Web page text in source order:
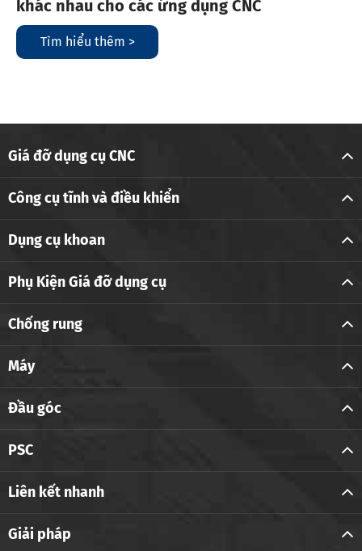
khác nhau cho các ứng dụng CNC
Tìm hiểu thêm >
Giá đỡ dụng cụ CNC
Công cụ tĩnh và điều khiển
Dụng cụ khoan
Phụ Kiện Giá đỡ dụng cụ
Chống rung
Máy
Đầu góc
PSC
Liên kết nhanh
Giải pháp